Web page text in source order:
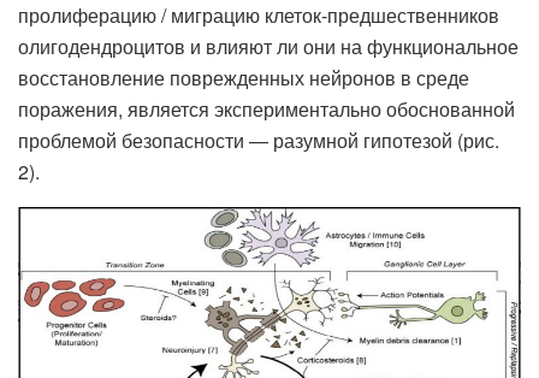
пролиферацию / миграцию клеток-предшественников
олигодендроцитов и влияют ли они на функциональное
восстановление поврежденных нейронов в среде
поражения, является экспериментально обоснованной
проблемой безопасности — разумной гипотезой (рис.
2).